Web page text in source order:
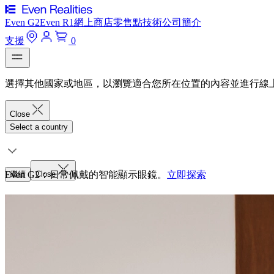
Even G2Even R1網上商店零售點技術公司簡介
支援
0
選擇其他國家或地區，以瀏覽適合您所在位置的內容並進行線
Close
Select a country
繼續 Close
Even G2：日常佩戴的智能顯示眼鏡。 立即探索